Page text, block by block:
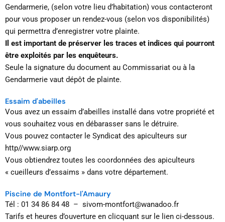
Gendarmerie, (selon votre lieu d’habitation) vous contacteront
pour vous proposer un rendez-vous (selon vos disponibilités)
qui permettra d’enregistrer votre plainte.
Il est important de préserver les traces et indices qui pourront
être exploités par les enquêteurs.
Seule la signature du document au Commissariat ou à la
Gendarmerie vaut dépôt de plainte.
Essaim d'abeilles
Vous avez un essaim d’abeilles installé dans votre propriété et
vous souhaitez vous en débarasser sans le détruire.
Vous pouvez contacter le Syndicat des apiculteurs sur
http//www.siarp.org
Vous obtiendrez toutes les coordonnées des apiculteurs
« cueilleurs d’essaims » dans votre département.
Piscine de Montfort-l'Amaury
Tél : 01 34 86 84 48 – sivom-montfort@wanadoo.fr
Tarifs et heures d’ouverture en clicquant sur le lien ci-dessous.